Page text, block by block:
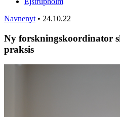
Navnenyt • 24.10.22
Ny forskningskoordinator
praksis